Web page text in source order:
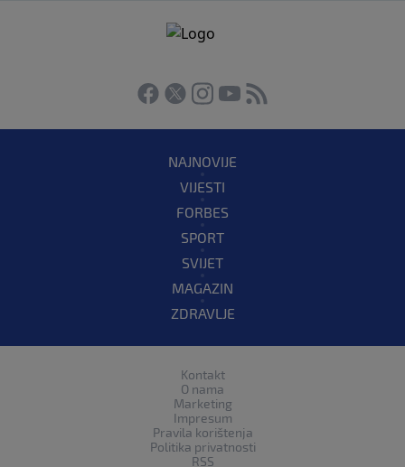
NAJNOVIJE
VIJESTI
FORBES
SPORT
SVIJET
MAGAZIN
ZDRAVLJE
Kontakt
O nama
Marketing
Impresum
Pravila korištenja
Politika privatnosti
RSS